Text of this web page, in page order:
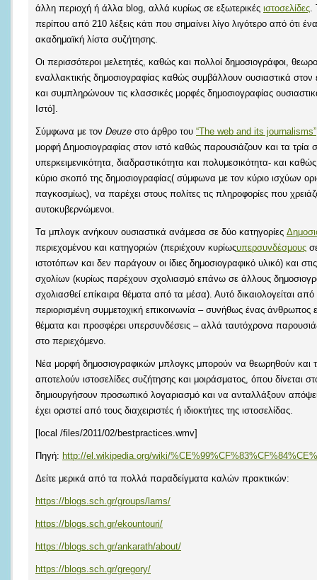
άλλη περιοχή ή άλλα blog, αλλά κυρίως σε εξωτερικές ιστοσελίδες.
περίπου από 210 λέξεις κάτι που σημαίνει λίγο λιγότερο από ότι
ακαδημαϊκή λίστα συζήτησης.
Οι περισσότεροι μελετητές, καθώς και πολλοί δημοσιογράφοι,
εναλλακτικής δημοσιογραφίας καθώς συμβάλλουν ουσιαστικά στον
και συμπληρώνουν τις κλασσικές μορφές δημοσιογραφίας
Ιστό].
Σύμφωνα με τον Deuze στο άρθρο του “The web and its journalisms”
μορφή Δημοσιογραφίας στον ιστό καθώς παρουσιάζουν και τα τρία
υπερκειμενικότητα, διαδραστικότητα και πολυμεσικότητα- και
κύριο σκοπό της δημοσιογραφίας( σύμφωνα με τον κύριο ισχύων
παγκοσμίως), να παρέχει στους πολίτες τις πληροφορίες που
αυτοκυβερνώμενοι.
Τα μπλογκ ανήκουν ουσιαστικά ανάμεσα σε δύο κατηγορίες
περιεχομένου και κατηγοριών (περιέχουν κυρίωςυπερσυνδέσμους
ιστοτόπων και δεν παράγουν οι ίδιες δημοσιογραφικό υλικό) και
σχολίων (κυρίως παρέχουν σχολιασμό επάνω σε άλλους
σχολιασθεί επίκαιρα θέματα από τα μέσα). Αυτό δικαιολογείται
περιορισμένη συμμετοχική επικοινωνία – συνήθως ένας άνθρωπος
θέματα και προσφέρει υπερσυνδέσεις – αλλά ταυτόχρονα
στο περιεχόμενο.
Νέα μορφή δημοσιογραφικών μπλογκς μπορούν να θεωρηθούν και
αποτελούν ιστοσελίδες συζήτησης και μοιράσματος, όπου δίνεται
δημιουργήσουν προσωπικό λογαριασμό και να ανταλλάξουν
έχει οριστεί από τους διαχειριστές ή ιδιοκτήτες της ιστοσελίδας.
[local /files/2011/02/bestpractices.wmv]
Πηγή: http://el.wikipedia.org/wiki/
Δείτε μερικά από τα πολλά παραδείγματα καλών πρακτικών:
https://blogs.sch.gr/groups/lams/
https://blogs.sch.gr/ekountouri/
https://blogs.sch.gr/ankarath/about/
https://blogs.sch.gr/gregory/